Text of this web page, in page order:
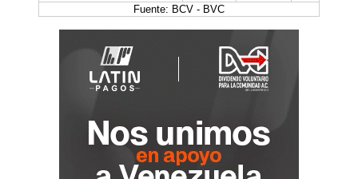
Fuente: BCV - BVC